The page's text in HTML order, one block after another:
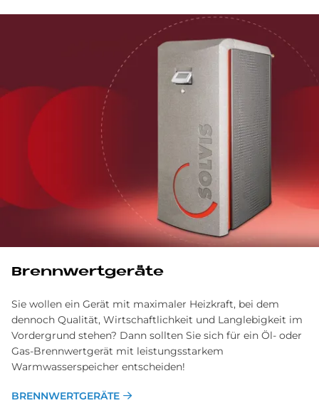
Brenn­wert­ge­räte
Sie wollen ein Gerät mit maximaler Heizkraft, bei dem
dennoch Qualität, Wirtschaftlichkeit und Langlebigkeit im
Vordergrund stehen? Dann sollten Sie sich für ein Öl- oder
Gas-Brennwertgerät mit leistungsstarkem
Warmwasserspeicher entscheiden!
BRENN­WERT­GE­RÄTE